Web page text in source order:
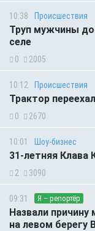
10:38 Происшествия
Труп мужчины
селе
0 2005
10:12 Происшествия
Трактор
0 2670
10:01 Шоу-бизнес
31-летняя
2 3090
09:31 Я – репортёр
Назвали
на левом берегу